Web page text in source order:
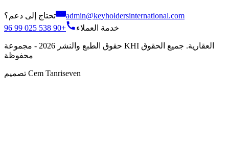
تحتاج إلى دعم؟
admin@keyholdersinternational.com
خدمة العملاء
+90 538 025 99 96
حقوق الطبع والنشر 2026 - مجموعة KHI العقارية. جميع الحقوق
محفوظة
تصميم Cem Tanriseven